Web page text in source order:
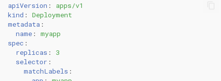
apiVersion :
apps/v1
kind :
Deployment
metadata :
name :
myapp
spec :
replicas :
3
selector :
matchLabels :